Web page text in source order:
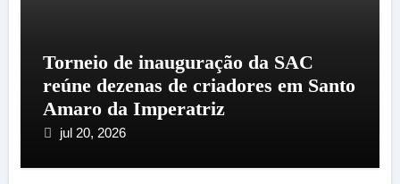
Torneio de inauguração da SAC
reúne dezenas de criadores em Santo
Amaro da Imperatriz
jul 20, 2026